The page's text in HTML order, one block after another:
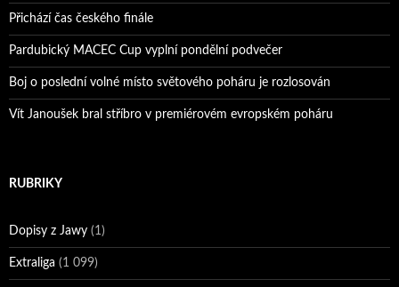
Přichází čas českého finále
Pardubický MACEC Cup vyplní pondělní podvečer
Boj o poslední volné místo světového poháru je rozlosován
Vít Janoušek bral stříbro v premiérovém evropském poháru
RUBRIKY
Dopisy z Jawy (1)
Extraliga (1 099)